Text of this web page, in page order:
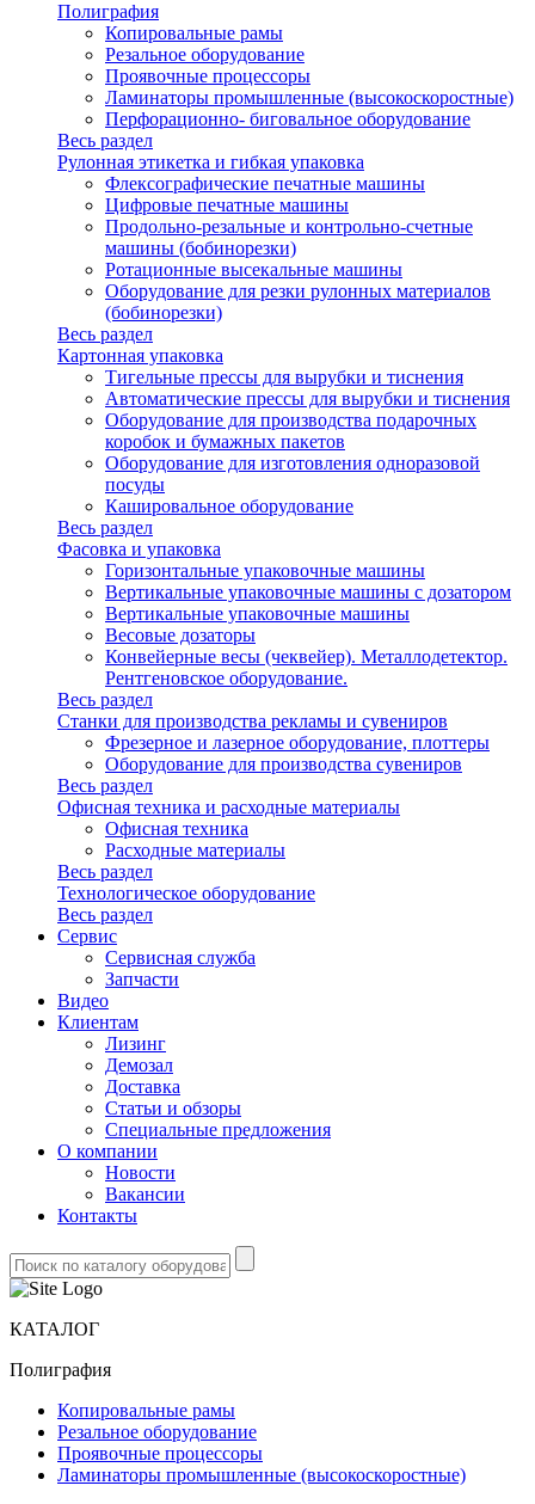
Полиграфия
Копировальные рамы
Резальное оборудование
Проявочные процессоры
Ламинаторы промышленные (высокоскоростные)
Перфорационно- биговальное оборудование
Весь раздел
Рулонная этикетка и гибкая упаковка
Флексографические печатные машины
Цифровые печатные машины
Продольно-резальные и контрольно-счетные
машины (бобинорезки)
Ротационные высекальные машины
Оборудование для резки рулонных материалов
(бобинорезки)
Весь раздел
Картонная упаковка
Тигельные прессы для вырубки и тиснения
Автоматические прессы для вырубки и тиснения
Оборудование для производства подарочных
коробок и бумажных пакетов
Оборудование для изготовления одноразовой
посуды
Кашировальное оборудование
Весь раздел
Фасовка и упаковка
Горизонтальные упаковочные машины
Вертикальные упаковочные машины с дозатором
Вертикальные упаковочные машины
Весовые дозаторы
Конвейерные весы (чеквейер). Металлодетектор.
Рентгеновское оборудование.
Весь раздел
Станки для производства рекламы и сувениров
Фрезерное и лазерное оборудование, плоттеры
Оборудование для производства сувениров
Весь раздел
Офисная техника и расходные материалы
Офисная техника
Расходные материалы
Весь раздел
Технологическое оборудование
Весь раздел
Сервис
Сервисная служба
Запчасти
Видео
Клиентам
Лизинг
Демозал
Доставка
Статьи и обзоры
Специальные предложения
О компании
Новости
Вакансии
Контакты
КАТАЛОГ
Полиграфия
Копировальные рамы
Резальное оборудование
Проявочные процессоры
Ламинаторы промышленные (высокоскоростные)